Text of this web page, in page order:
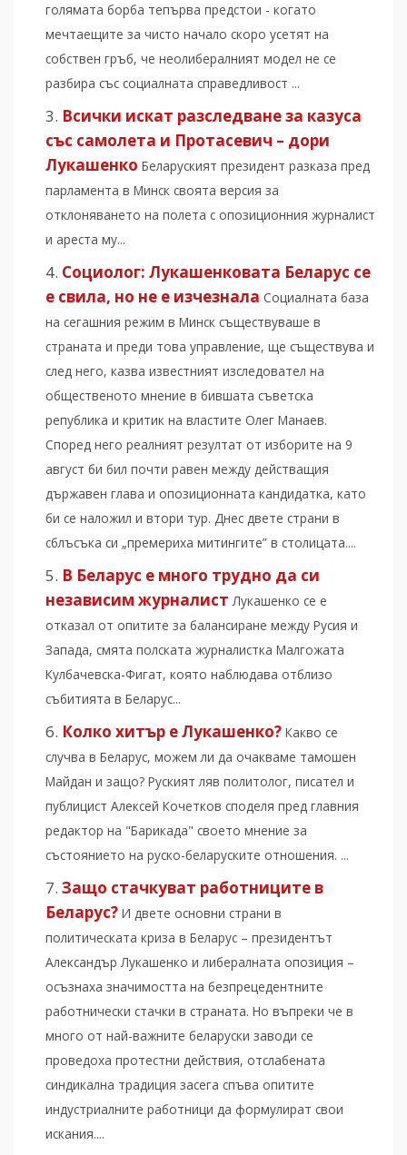
голямата борба тепърва предстои - когато
мечтаещите за чисто начало скоро усетят на
собствен гръб, че неолибералният модел не се
разбира със социалната справедливост ...
Всички искат разследване за казуса
със самолета и Протасевич – дори
Лукашенко Беларуският президент разказа пред
парламента в Минск своята версия за
отклоняването на полета с опозиционния журналист
и ареста му...
Социолог: Лукашенковата Беларус се
е свила, но не е изчезнала Социалната база
на сегашния режим в Минск съществуваше в
страната и преди това управление, ще съществува и
след него, казва известният изследовател на
общественото мнение в бившата съветска
република и критик на властите Олег Манаев.
Според него реалният резултат от изборите на 9
август би бил почти равен между действащия
държавен глава и опозиционната кандидатка, като
би се наложил и втори тур. Днес двете страни в
сблъсъка си „премериха митингите” в столицата....
В Беларус е много трудно да си
независим журналист Лукашенко се е
отказал от опитите за балансиране между Русия и
Запада, смята полската журналистка Малгожата
Кулбачевска-Фигат, която наблюдава отблизо
събитията в Беларус...
Колко хитър е Лукашенко? Какво се
случва в Беларус, можем ли да очакваме тамошен
Майдан и защо? Руският ляв политолог, писател и
публицист Алексей Кочетков споделя пред главния
редактор на "Барикада" своето мнение за
състоянието на руско-беларуските отношения. ...
Защо стачкуват работниците в
Беларус? И двете основни страни в
политическата криза в Беларус – президентът
Александър Лукашенко и либералната опозиция –
осъзнаха значимостта на безпрецедентните
работнически стачки в страната. Но въпреки че в
много от най-важните беларуски заводи се
проведоха протестни действия, отслабената
синдикална традиция засега спъва опитите
индустриалните работници да формулират свои
искания....